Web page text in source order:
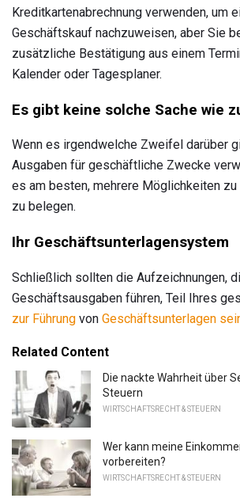
Kreditkartenabrechnung verwenden, um
Geschäftskauf nachzuweisen, aber Sie
zusätzliche Bestätigung aus einem
Kalender oder Tagesplaner.
Es gibt keine solche Sache wie
Wenn es irgendwelche Zweifel darüber
Ausgaben für geschäftliche Zwecke
es am besten, mehrere Möglichkeiten
zu belegen.
Ihr Geschäftsunterlagensystem
Schließlich sollten die Aufzeichnungen,
Geschäftsausgaben führen, Teil Ihres
zur Führung von Geschäftsunterlagen
Related Content
Die nackte Wahrheit über
Steuern
WIRTSCHAFTSRECHT & STEUERN
Wer kann meine
vorbereiten?
WIRTSCHAFTSRECHT & STEUERN